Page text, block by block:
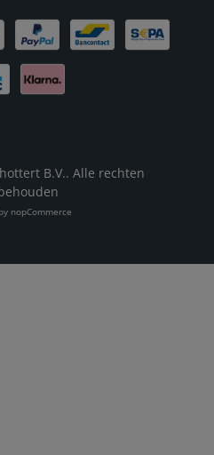
B.V.. Alle rechten
nopCommerce